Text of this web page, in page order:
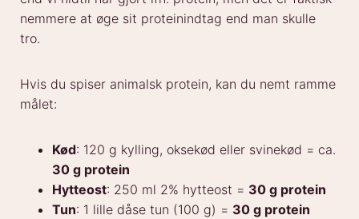
nemmere at øge sit proteinindtag end man skulle
tro.
Hvis du spiser animalsk protein, kan du nemt ramme
målet:
Kød: 120 g kylling, oksekød eller svinekød = ca.
30 g protein
Hytteost: 250 ml 2% hytteost = 30 g protein
Tun: 1 lille dåse tun (100 g) = 30 g protein